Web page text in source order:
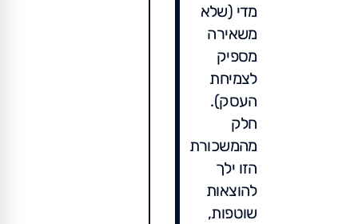
מדי (שלא
משאירה
מספיק
לצמיחת
העסק).
חלק
מהמשכורת
הזו ילך
להוצאות
שוטפות,